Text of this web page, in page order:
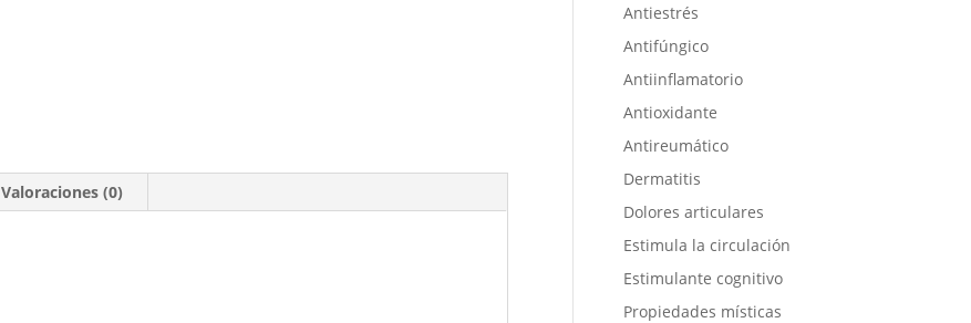
Valoraciones (0)
Antiestrés
Antifúngico
Antiinflamatorio
Antioxidante
Antireumático
Dermatitis
Dolores articulares
Estimula la circulación
Estimulante cognitivo
Propiedades místicas